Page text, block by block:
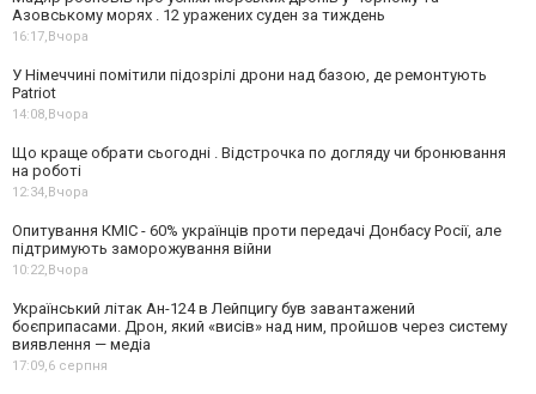
Азовському морях . 12 уражених суден за тиждень
16:17,Вчора
У Німеччині помітили підозрілі дрони над базою, де ремонтують
Patriot
14:08,Вчора
Що краще обрати сьогодні . Відстрочка по догляду чи бронювання
на роботі
12:34,Вчора
Опитування КМІС - 60% українців проти передачі Донбасу Росії, але
підтримують заморожування війни
10:22,Вчора
Український літак Ан-124 в Лейпцигу був завантажений
боєприпасами. Дрон, який «висів» над ним, пройшов через систему
виявлення — медіа
17:09,6 серпня